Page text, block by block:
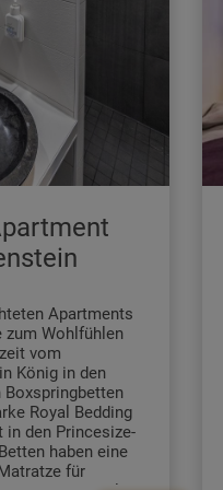
pro
Seife
Lüftung
Apartments
zum Wohlfühlen
vom
König in den
Royal Bedding
in den Princesize-
haben eine
für